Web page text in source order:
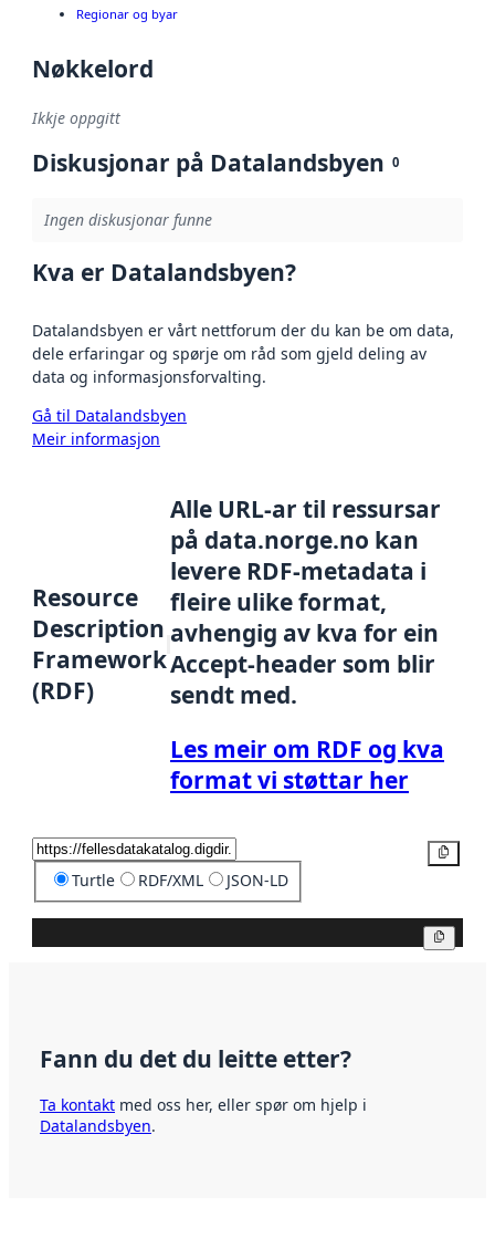
Regionar og byar
Nøkkelord
Ikkje oppgitt
Diskusjonar på Datalandsbyen 0
Ingen diskusjonar funne
Kva er Datalandsbyen?
Datalandsbyen er vårt nettforum der du kan be om data,
dele erfaringar og spørje om råd som gjeld deling av
data og informasjonsforvalting.
Gå til Datalandsbyen
Meir informasjon
Resource
Description
Framework
(RDF)
Alle URL-ar til ressursar
på data.norge.no kan
levere RDF-metadata i
fleire ulike format,
avhengig av kva for ein
Accept-header som blir
sendt med.
Les meir om RDF og kva
format vi støttar her
Turtle RDF/XML JSON-LD
Fann du det du leitte etter?
Ta kontakt med oss her, eller spør om hjelp i
Datalandsbyen.